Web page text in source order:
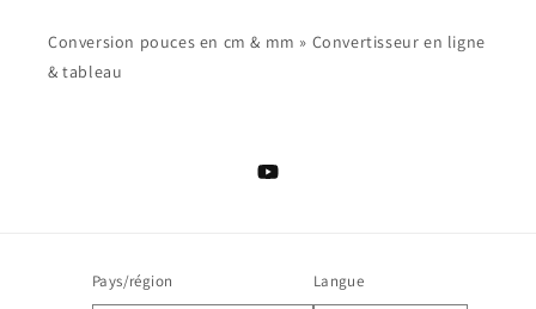
Conversion pouces en cm & mm » Convertisseur en ligne
& tableau
YouTube
Pays/région Langue